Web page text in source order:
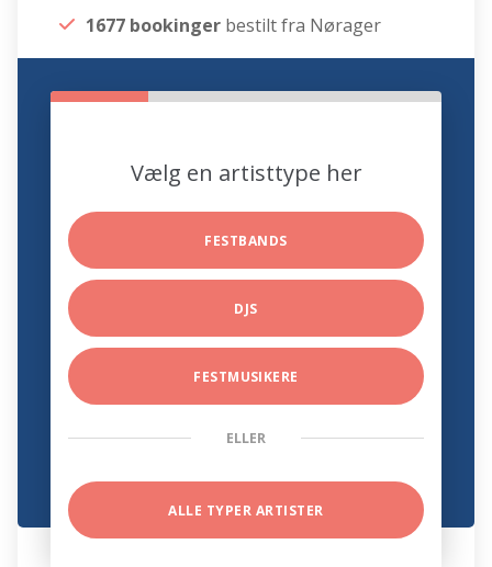
1677 bookinger bestilt fra Nørager
Vælg en artisttype her
FESTBANDS
DJS
FESTMUSIKERE
ELLER
ALLE TYPER ARTISTER